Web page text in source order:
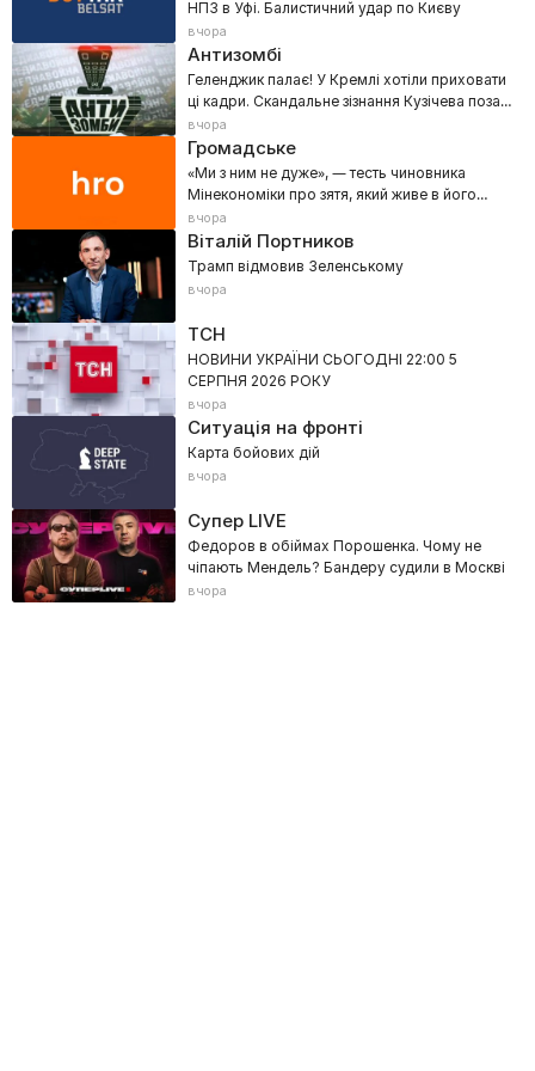
НПЗ в Уфі. Балистичний удар по Києву
вчора
Антизомбі
Геленджик палає! У Кремлі хотіли приховати
ці кадри. Скандальне зізнання Кузічева поза
ефіром
вчора
Громадське
«Ми з ним не дуже», — тесть чиновника
Мінекономіки про зятя, який живе в його
будинку в Козині
вчора
Віталій Портников
Трамп відмовив Зеленському
вчора
ТСН
НОВИНИ УКРАЇНИ СЬОГОДНІ 22:00 5
СЕРПНЯ 2026 РОКУ
вчора
Ситуація на фронті
Карта бойових дій
вчора
Супер LIVE
Федоров в обіймах Порошенка. Чому не
чіпають Мендель? Бандеру судили в Москві
вчора